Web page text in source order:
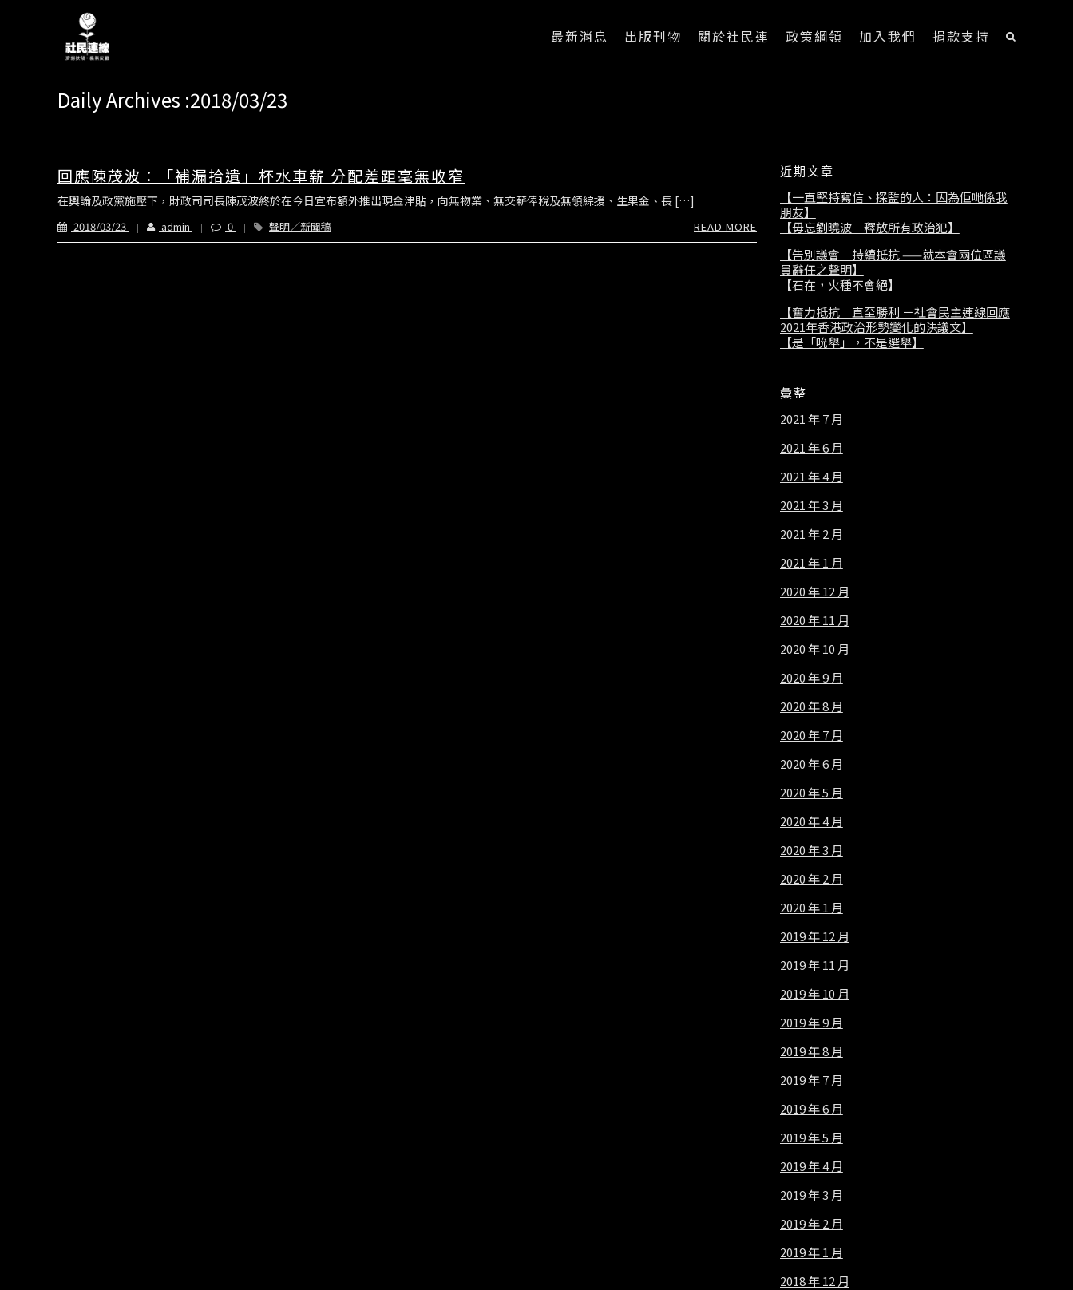
最新消息 出版刊物 關於社民連 政策綱領 加入我們 捐款支持
Daily Archives :2018/03/23
回應陳茂波：「補漏拾遺」杯水車薪 分配差距毫無收窄
在輿論及政黨施壓下，財政司司長陳茂波終於在今日宣布額外推出現金津貼，向無物業、無交薪俸稅及無領綜援、生果金、長 […]
2018/03/23 admin 0 聲明／新聞稿 READ MORE
近期文章
【一直堅持寫信、探監的人：因為佢哋係我
朋友】
【毋忘劉曉波 釋放所有政治犯】
【告別議會 持續抵抗 ——就本會兩位區議
員辭任之聲明】
【石在，火種不會絕】
【奮力抵抗 直至勝利 －社會民主連線回應
2021年香港政治形勢變化的決議文】
【是「吮舉」，不是選舉】
彙整
2021 年 7 月
2021 年 6 月
2021 年 4 月
2021 年 3 月
2021 年 2 月
2021 年 1 月
2020 年 12 月
2020 年 11 月
2020 年 10 月
2020 年 9 月
2020 年 8 月
2020 年 7 月
2020 年 6 月
2020 年 5 月
2020 年 4 月
2020 年 3 月
2020 年 2 月
2020 年 1 月
2019 年 12 月
2019 年 11 月
2019 年 10 月
2019 年 9 月
2019 年 8 月
2019 年 7 月
2019 年 6 月
2019 年 5 月
2019 年 4 月
2019 年 3 月
2019 年 2 月
2019 年 1 月
2018 年 12 月